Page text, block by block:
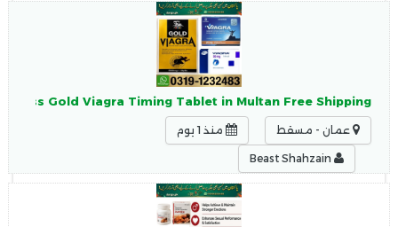
Gold Viagra Timing Tablet in Multan Free Shipping
عمان - مسقط منذ 1 يوم